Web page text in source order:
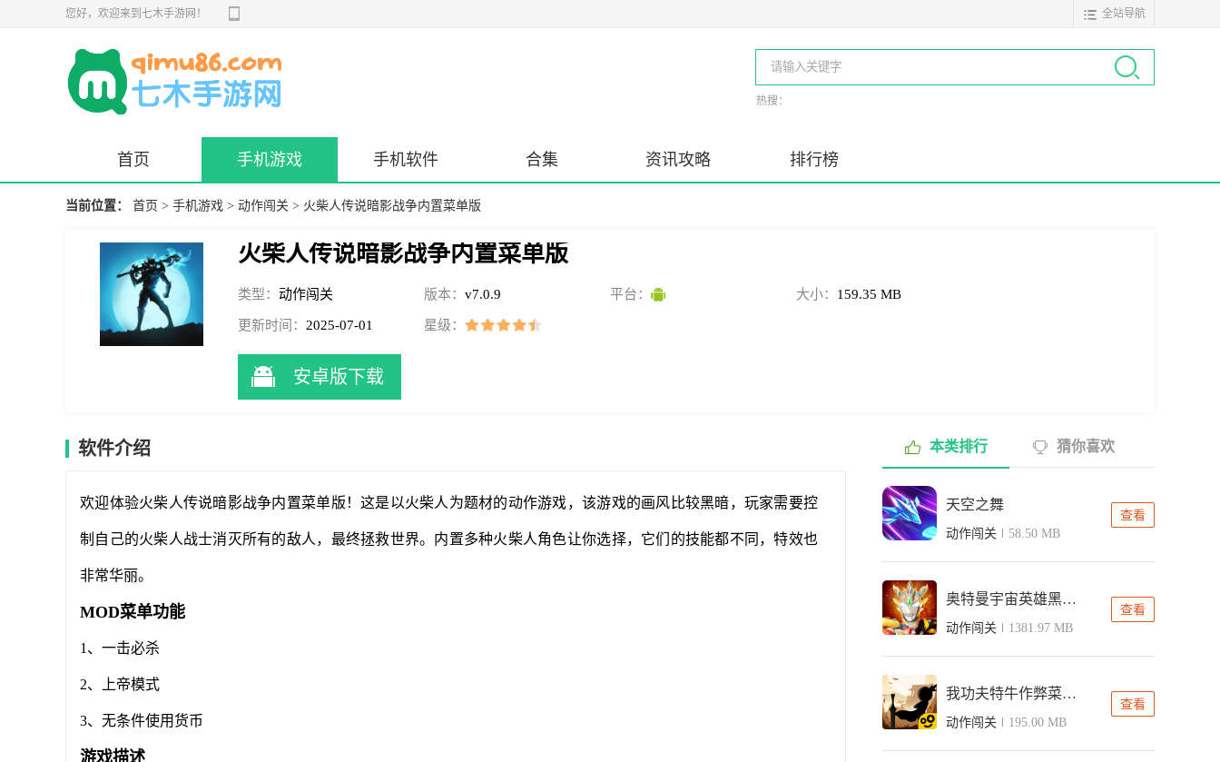
您好，欢迎来到七木手游网！ 全站导航
热搜：
首页 手机游戏 手机软件 合集 资讯攻略 排行榜
当前位置： 首页 > 手机游戏 > 动作闯关 > 火柴人传说暗影战争内置菜单版
火柴人传说暗影战争内置菜单版
类型： 动作闯关 版本： v7.0.9 平台： 大小： 159.35 MB
更新时间： 2025-07-01
15:52:35
星级：
安卓版下载
软件介绍
欢迎体验火柴人传说暗影战争内置菜单版！这是以火柴人为题材的动作游戏，该游戏的画风比较黑暗，玩家需要控
制自己的火柴人战士消灭所有的敌人，最终拯救世界。内置多种火柴人角色让你选择，它们的技能都不同，特效也
非常华丽。
MOD菜单功能
1、一击必杀
2、上帝模式
3、无条件使用货币
游戏描述
本类排行 猜你喜欢
天空之舞
动作闯关 58.50 MB
查看
奥特曼宇宙英雄黑侠直装版
动作闯关 1381.97 MB
查看
我功夫特牛作弊菜单版全武器
动作闯关 195.00 MB
查看